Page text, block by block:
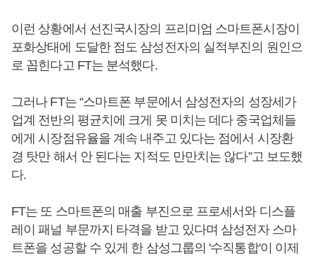
이런 상황에서 선진국시장의 프리미엄 스마트폰시장이
포화상태에 도달한 점도 삼성전자의 실적부진의 원인으
로 꼽힌다고 FT는 분석했다.
그러나 FT는 “스마트폰 부문에서 삼성전자의 성장세가
업계 전반의 평균치에 크게 못 미치는 데다 중국업체들
에게 시장점유율을 계속 내주고 있다는 점에서 시장환
경 탓만 해서 안 된다는 지적도 만만치는 않다”고 보도했
다.
FT는 또 스마트폰의 매출 부진으로 프로세서와 디스플
레이 패널 부문까지 타격을 받고 있다며 삼성전자 스마
트폰을 성공할 수 있게 한 삼성그룹의 '수직통합'이 이제